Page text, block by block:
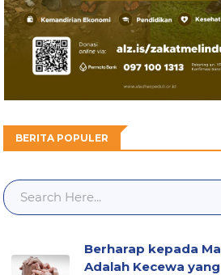
BERITA POPULER
Berharap kepada
Adalah Kecewa yang